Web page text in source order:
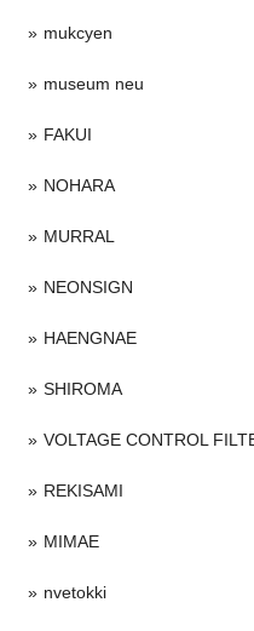
mukcyen
museum neu
FAKUI
NOHARA
MURRAL
NEONSIGN
HAENGNAE
SHIROMA
VOLTAGE CONTROL
REKISAMI
MIMAE
nvetokki